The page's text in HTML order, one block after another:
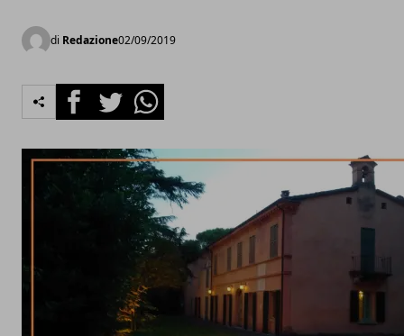
di Redazione02/09/2019
FacebookTwitterWhatsapp